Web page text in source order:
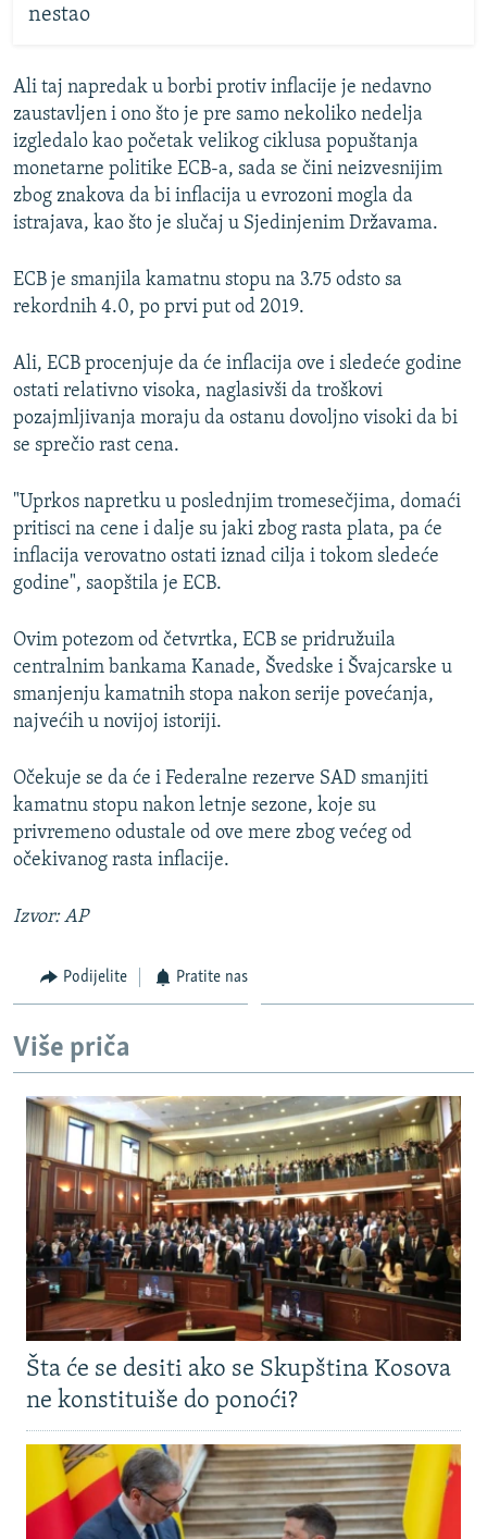
nestao
Ali taj napredak u borbi protiv inflacije je nedavno
zaustavljen i ono što je pre samo nekoliko nedelja
izgledalo kao početak velikog ciklusa popuštanja
monetarne politike ECB-a, sada se čini neizvesnijim
zbog znakova da bi inflacija u evrozoni mogla da
istrajava, kao što je slučaj u Sjedinjenim Državama.
ECB je smanjila kamatnu stopu na 3.75 odsto sa
rekordnih 4.0, po prvi put od 2019.
Ali, ECB procenjuje da će inflacija ove i sledeće godine
ostati relativno visoka, naglasivši da troškovi
pozajmljivanja moraju da ostanu dovoljno visoki da bi
se sprečio rast cena.
"Uprkos napretku u poslednjim tromesečjima, domaći
pritisci na cene i dalje su jaki zbog rasta plata, pa će
inflacija verovatno ostati iznad cilja i tokom sledeće
godine", saopštila je ECB.
Ovim potezom od četvrtka, ECB se pridružuila
centralnim bankama Kanade, Švedske i Švajcarske u
smanjenju kamatnih stopa nakon serije povećanja,
najvećih u novijoj istoriji.
Očekuje se da će i Federalne rezerve SAD smanjiti
kamatnu stopu nakon letnje sezone, koje su
privremeno odustale od ove mere zbog većeg od
očekivanog rasta inflacije.
Izvor: AP
Podijelite Pratite nas
Više priča
Šta će se desiti ako se Skupština Kosova
ne konstituiše do ponoći?